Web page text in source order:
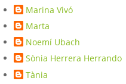
Marina Vivó
Marta
Noemí Ubach
Sònia Herrera Herrando
Tània